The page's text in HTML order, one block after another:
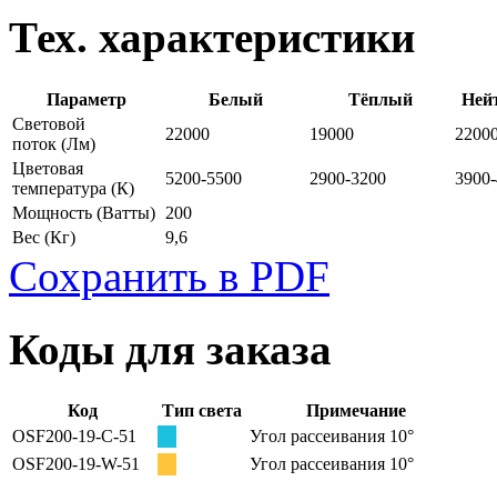
Тех. характеристики
Параметр Белый Тёплый
Световой
поток (Лм)
22000 19000
Цветовая
температура (К)
5200-5500 2900-3200
Мощность (Ватты) 200
Вес (Кг) 9,6
Сохранить в PDF
Коды для заказа
Код Тип света
Примечание
OSF200-19-C-51
Угол рассеивания 10°
OSF200-19-W-51
Угол рассеивания 10°